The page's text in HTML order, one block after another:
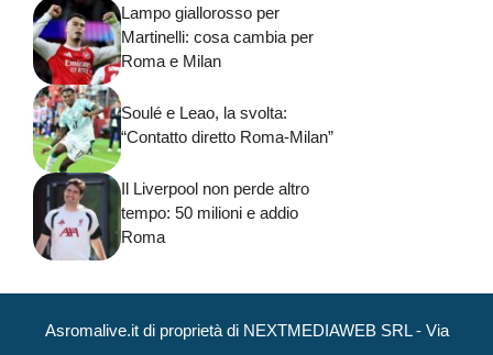
Lampo giallorosso per
Martinelli: cosa cambia per
Roma e Milan
Soulé e Leao, la svolta:
“Contatto diretto Roma-Milan”
Il Liverpool non perde altro
tempo: 50 milioni e addio
Roma
Asromalive.it di proprietà di NEXTMEDIAWEB SRL - Via